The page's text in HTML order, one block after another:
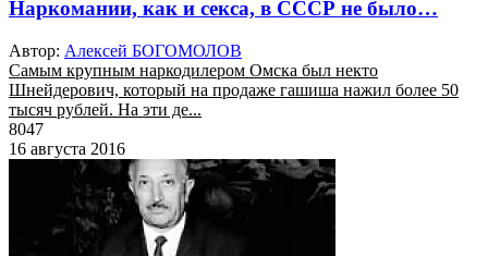
Наркомании, как и секса, в СССР не было…
Автор: Алексей БОГОМОЛОВ
Самым крупным наркодилером Омска был некто
Шнейдерович, который на продаже гашиша нажил более 50
тысяч рублей. На эти де...
8047
16 августа 2016